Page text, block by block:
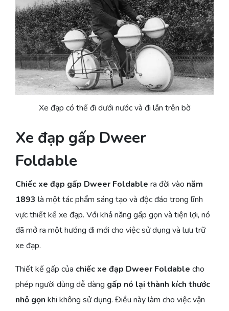
Xe đạp có thể đi dưới nước và đi lẫn trên bờ
Xe đạp gấp Dweer
Foldable
Chiếc xe đạp gấp Dweer Foldable ra đời vào năm
1893 là một tác phẩm sáng tạo và độc đáo trong lĩnh
vực thiết kế xe đạp. Với khả năng gấp gọn và tiện lợi, nó
đã mở ra một hướng đi mới cho việc sử dụng và lưu trữ
xe đạp.
Thiết kế gấp của chiếc xe đạp Dweer Foldable cho
phép người dùng dễ dàng gấp nó lại thành kích thước
nhỏ gọn khi không sử dụng. Điều này làm cho việc vận